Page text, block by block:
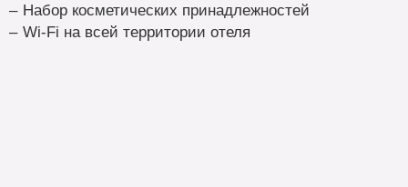
Набор косметических принадлежностей
Wi-Fi на всей территории отеля